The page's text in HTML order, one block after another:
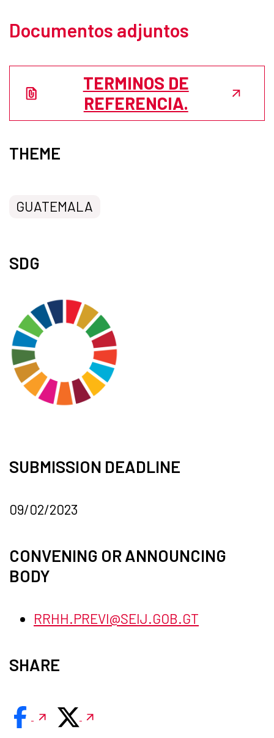
Documentos adjuntos
TERMINOS DE
REFERENCIA.
THEME
GUATEMALA
SDG
SUBMISSION DEADLINE
09/02/2023
CONVENING OR ANNOUNCING
BODY
RRHH.PREVI@SEIJ.GOB.GT
SHARE